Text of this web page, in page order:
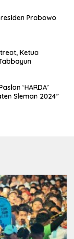
Prabowo
Ketua
‘HARDA’
Sleman 2024”